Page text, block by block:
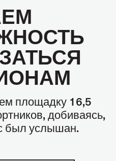
площадку 16,5
добиваясь,
был услышан.